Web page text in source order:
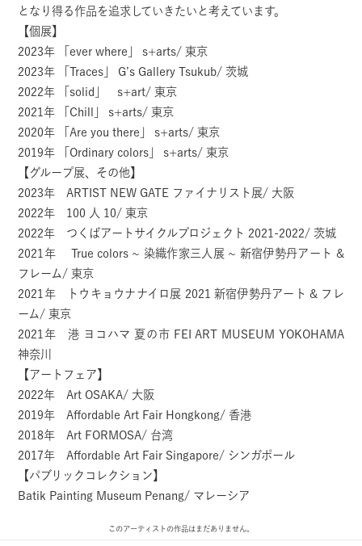
となり得る作品を追求していきたいと考えています。
【個展】
2023年 「ever where」 s+arts/ 東京
2023年 「Traces」 G’s Gallery Tsukub/ 茨城
2022年 「solid」 s+art/ 東京
2021年 「Chill」 s+arts/ 東京
2020年 「Are you there」 s+arts/ 東京
2019年 「Ordinary colors」 s+arts/ 東京
【グループ展、その他】
2023年 ARTIST NEW GATE ファイナリスト展/ 大阪
2022年 100 人 10/ 東京
2022年 つくばアートサイクルプロジェクト 2021-2022/ 茨城
2021年 True colors ~ 染織作家三人展 ~ 新宿伊勢丹アート &
フレーム/ 東京
2021年 トウキョウナナイロ展 2021 新宿伊勢丹アート & フレ
ーム/ 東京
2021年 港 ヨコハマ 夏の市 FEI ART MUSEUM YOKOHAMA
神奈川
【アートフェア】
2022年 Art OSAKA/ 大阪
2019年 Affordable Art Fair Hongkong/ 香港
2018年 Art FORMOSA/ 台湾
2017年 Affordable Art Fair Singapore/ シンガポール
【パブリックコレクション】
Batik Painting Museum Penang/ マレーシア
このアーティストの作品はまだありません。